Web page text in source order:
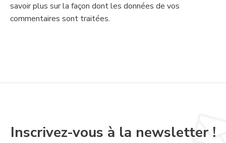
savoir plus sur la façon dont les données de vos
commentaires sont traitées.
Inscrivez-vous à la newsletter !